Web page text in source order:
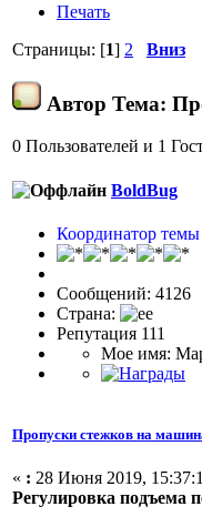
Печать
Страницы: [1] 2 Вниз
Автор Тема:
0 Пользователей и 1
BoldBug
Координатор темы
Сообщений: 4126
Страна:
Репутация 111
Мое имя:
Пропуски стежков на
« : 28 Июня 2019,
Регулировка подъема